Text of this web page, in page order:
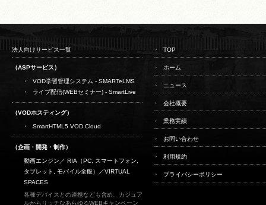
法人向けサービス一覧
（ASPサービス）
VOD学習管理システム - SMARTeLMS
ライブ配信(WEBセミナー) - SmartLive
（VODホスティング）
SmartHTML5 VOD Cloud
（企画・開発・制作）
動画エンジン／ RIA（PC, スマートフォン,
タブレット, モバイル全般）／VIRTUAL
SPACES
各種デバイスとの連携なども含め、カジュア
ルからリッチなあらゆるWEBキャンペーン
TOP
ホーム
ニュース
会社概要
業務実績
お問い合わせ
利用規約
プライバシーポリシー